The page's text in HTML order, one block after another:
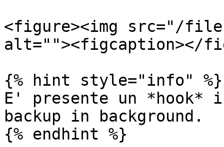
<figure><img src="/
alt=""><figcaption></
{% hint style="info" %}
E' presente un *hook*
backup in background.
{% endhint %}